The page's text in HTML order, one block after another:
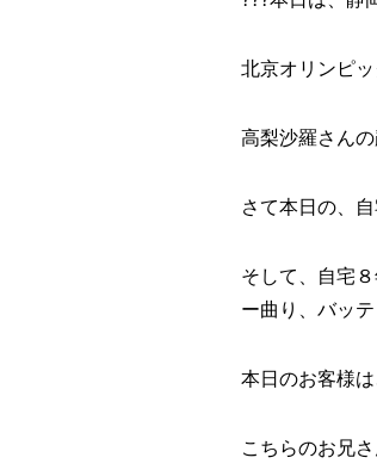
北京オリンピ
高梨沙羅さん
さて本日の、
そして、自宅
ー曲り、バッ
本日のお客様
こちらのお兄